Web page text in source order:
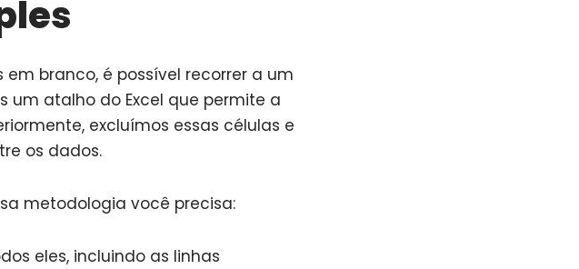
branco, é possível recorrer a um
um atalho do Excel que permite a
excluímos essas células e
os dados.
metodologia você precisa:
eles, incluindo as linhas